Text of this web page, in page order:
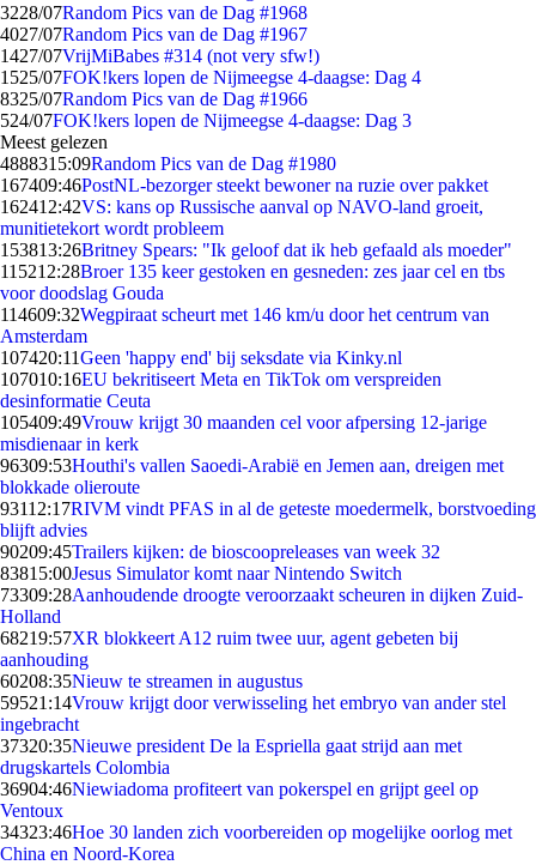
3228/07Random Pics van de Dag #1968
4027/07Random Pics van de Dag #1967
1427/07VrijMiBabes #314 (not very sfw!)
1525/07FOK!kers lopen de Nijmeegse 4-daagse: Dag 4
8325/07Random Pics van de Dag #1966
524/07FOK!kers lopen de Nijmeegse 4-daagse: Dag 3
Meest gelezen
4888315:09Random Pics van de Dag #1980
167409:46PostNL-bezorger steekt bewoner na ruzie over pakket
162412:42VS: kans op Russische aanval op NAVO-land groeit,
munitietekort wordt probleem
153813:26Britney Spears: "Ik geloof dat ik heb gefaald als moeder"
115212:28Broer 135 keer gestoken en gesneden: zes jaar cel en tbs
voor doodslag Gouda
114609:32Wegpiraat scheurt met 146 km/u door het centrum van
Amsterdam
107420:11Geen 'happy end' bij seksdate via Kinky.nl
107010:16EU bekritiseert Meta en TikTok om verspreiden
desinformatie Ceuta
105409:49Vrouw krijgt 30 maanden cel voor afpersing 12-jarige
misdienaar in kerk
96309:53Houthi's vallen Saoedi-Arabië en Jemen aan, dreigen met
blokkade olieroute
93112:17RIVM vindt PFAS in al de geteste moedermelk, borstvoeding
blijft advies
90209:45Trailers kijken: de bioscoopreleases van week 32
83815:00Jesus Simulator komt naar Nintendo Switch
73309:28Aanhoudende droogte veroorzaakt scheuren in dijken Zuid-
Holland
68219:57XR blokkeert A12 ruim twee uur, agent gebeten bij
aanhouding
60208:35Nieuw te streamen in augustus
59521:14Vrouw krijgt door verwisseling het embryo van ander stel
ingebracht
37320:35Nieuwe president De la Espriella gaat strijd aan met
drugskartels Colombia
36904:46Niewiadoma profiteert van pokerspel en grijpt geel op
Ventoux
34323:46Hoe 30 landen zich voorbereiden op mogelijke oorlog met
China en Noord-Korea